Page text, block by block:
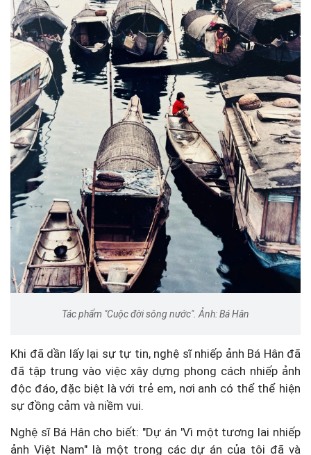
Tác phẩm "Cuộc đời sông nước". Ảnh: Bá Hân
Khi đã dần lấy lại sự tự tin, nghệ sĩ nhiếp ảnh Bá Hân đã
đã tập trung vào việc xây dựng phong cách nhiếp ảnh
độc đáo, đặc biệt là với trẻ em, nơi anh có thể thể hiện
sự đồng cảm và niềm vui.
Nghệ sĩ Bá Hân cho biết: "Dự án 'Vì một tương lai nhiếp
ảnh Việt Nam" là một trong các dự án của tôi đã và